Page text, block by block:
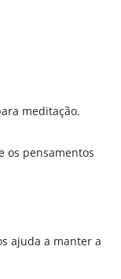
meditação.
os pensamentos
ajuda a manter a